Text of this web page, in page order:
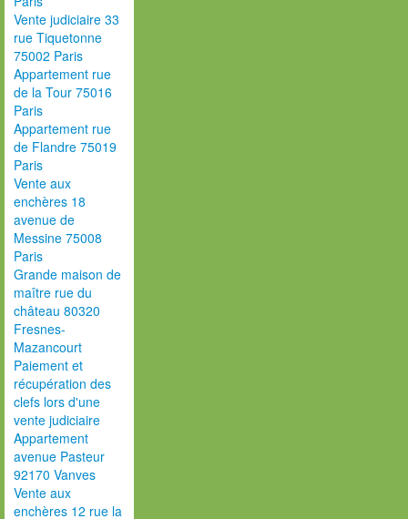
Vente judiciaire 33
rue Tiquetonne
75002 Paris
Appartement rue
de la Tour 75016
Paris
Appartement rue
de Flandre 75019
Paris
Vente aux
enchères 18
avenue de
Messine 75008
Paris
Grande maison de
maître rue du
château 80320
Fresnes-
Mazancourt
Paiement et
récupération des
clefs lors d'une
vente judiciaire
Appartement
avenue Pasteur
92170 Vanves
Vente aux
enchères 12 rue la